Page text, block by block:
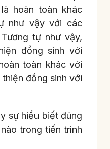
hoàn toàn khác
như vậy với các
tự như vậy,
đồng sinh với
toàn khác với
đồng sinh với
hiểu biết đúng
trong tiến trình